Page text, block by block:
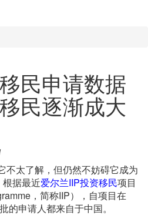
民申请数据
民逐渐成大
不太了解，但仍然不妨碍它成为
根据最近爱尔兰IIP投资移民项目
，简称IIP），自项目在
的申请人都来自于中国。